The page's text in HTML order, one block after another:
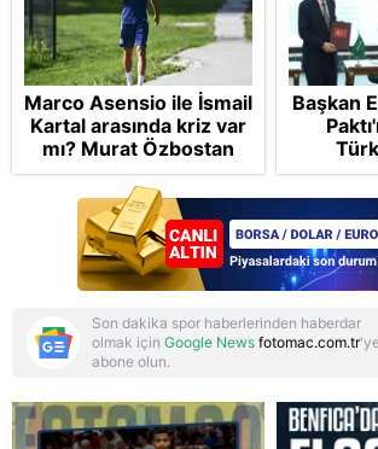
Marco Asensio ile İsmail
Kartal arasında kriz var
mı? Murat Özbostan
analiz etti: Egoları da
yönetmelisiniz
Başkan
Son dakika spor haberlerinden haberdar
olmak için Google News fotomac.com.tr
abone olun.